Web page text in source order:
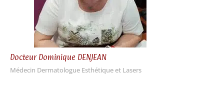
Docteur Dominique DENJEAN
Médecin Dermatologue Esthétique et Lasers